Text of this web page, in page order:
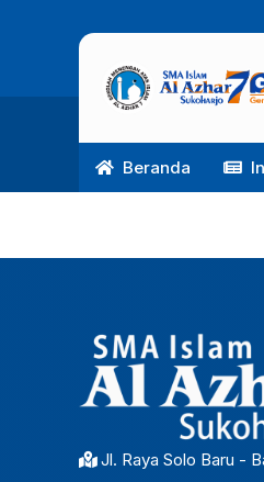
Beranda
Jl. Raya Solo Baru -